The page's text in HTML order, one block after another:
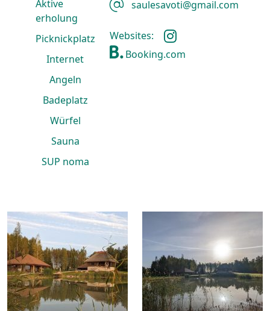
Aktive
erholung
Picknickplatz
Internet
Angeln
Badeplatz
Würfel
Sauna
SUP noma
saulesavoti@gmail.com
Websites:
Booking.com